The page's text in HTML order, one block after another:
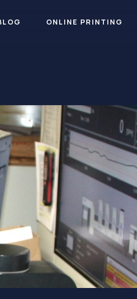
ONLINE PRINTING